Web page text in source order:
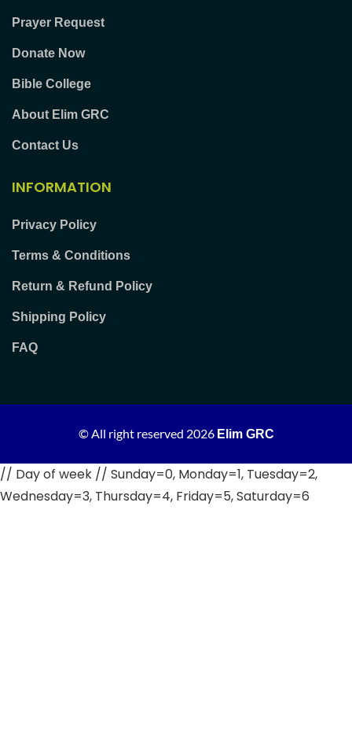
Prayer Request
Donate Now
Bible College
About Elim GRC
Contact Us
INFORMATION
Privacy Policy
Terms & Conditions
Return & Refund Policy
Shipping Policy
FAQ
© All right reserved 2026 Elim GRC
// Day of week // Sunday=0, Monday=1, Tuesday=2,
Wednesday=3, Thursday=4, Friday=5, Saturday=6